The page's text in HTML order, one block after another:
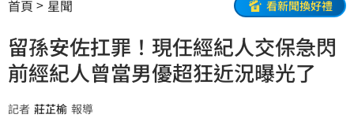
首頁 星聞 看新聞換好禮
留孫安佐扛罪！現任經紀人交保急閃
前經紀人曾當男優超狂近況曝光了
記者 莊芷榆 報導